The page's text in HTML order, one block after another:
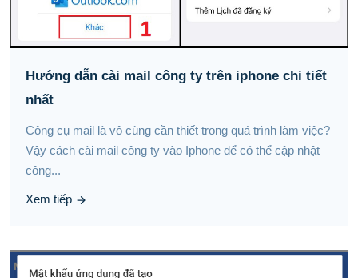
Hướng dẫn cài mail công ty trên iphone chi tiết
nhất
Công cụ mail là vô cùng cần thiết trong quá trình làm việc?
Vậy cách cài mail công ty vào Iphone để có thể cập nhật
công...
Xem tiếp